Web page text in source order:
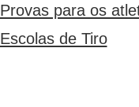
Provas para os
Escolas de Tiro